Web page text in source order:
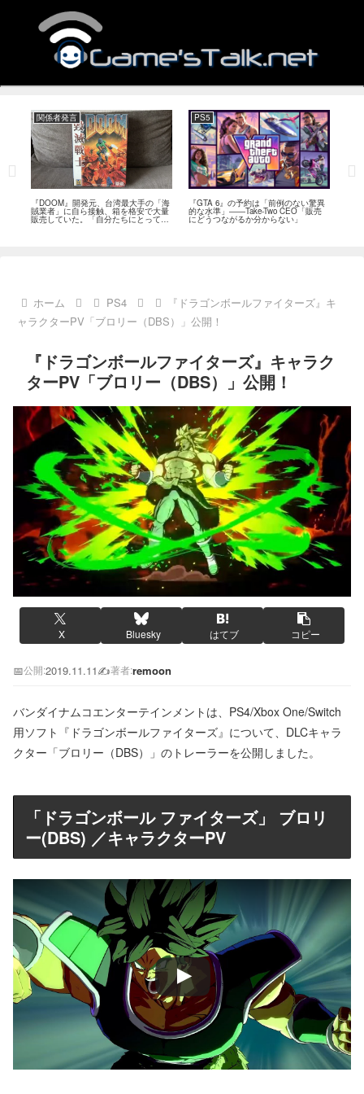
関係者発言
『DOOM』開発元、台湾最大手の「海
賊業者」に自ら接触、箱を格安で大量
販売していた。「自分たちにとっては
流通だった」
PS5
『GTA 6』の予約は「前例のない驚異
的な水準」――Take-Two CEO「販売
にどうつながるか分からない」
ホーム PS4
『ドラゴンボールファイターズ』キ
ャラクターPV「ブロリー（DBS）」公開！
『ドラゴンボールファイターズ』キャラク
ターPV「ブロリー（DBS）」公開！
X Bluesky はてブ コピー
📅公開:2019.11.11✍️著者:remoon
バンダイナムコエンターテインメントは、PS4/Xbox One/Switch
用ソフト『ドラゴンボールファイターズ』について、DLCキャラ
クター「ブロリー（DBS）」のトレーラーを公開しました。
「ドラゴンボール ファイターズ」 ブロリ
ー(DBS) ／キャラクターPV